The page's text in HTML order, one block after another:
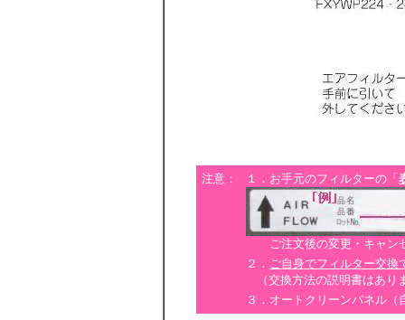
注意： １．お手元のフィルターの「
ご注文後の変更・キャン
２． ご自身でフィルター交換
（交換方法の説明書はあり
３．オートクリーンパネル